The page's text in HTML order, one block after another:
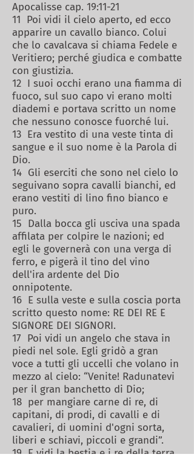
Apocalisse cap. 19:11-21
11 Poi vidi il cielo aperto, ed ecco
apparire un cavallo bianco. Colui
che lo cavalcava si chiama Fedele e
Veritiero; perché giudica e combatte
con giustizia.
12 I suoi occhi erano una fiamma di
fuoco, sul suo capo vi erano molti
diademi e portava scritto un nome
che nessuno conosce fuorché lui.
13 Era vestito di una veste tinta di
sangue e il suo nome è la Parola di
Dio.
14 Gli eserciti che sono nel cielo lo
seguivano sopra cavalli bianchi, ed
erano vestiti di lino fino bianco e
puro.
15 Dalla bocca gli usciva una spada
affilata per colpire le nazioni; ed
egli le governerà con una verga di
ferro, e pigerà il tino del vino
dell'ira ardente del Dio
onnipotente.
16 E sulla veste e sulla coscia porta
scritto questo nome: RE DEI RE E
SIGNORE DEI SIGNORI.
17 Poi vidi un angelo che stava in
piedi nel sole. Egli gridò a gran
voce a tutti gli uccelli che volano in
mezzo al cielo: “Venite! Radunatevi
per il gran banchetto di Dio;
18 per mangiare carne di re, di
capitani, di prodi, di cavalli e di
cavalieri, di uomini d'ogni sorta,
liberi e schiavi, piccoli e grandi”.
19 E vidi la bestia e i re della terra